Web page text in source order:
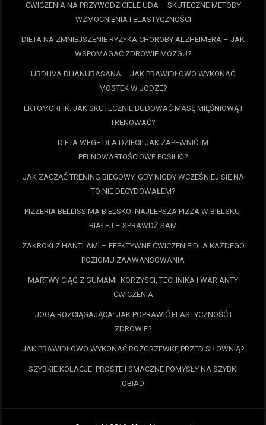
ĆWICZENIA NA PRZYWODZICIELE UDA – SKUTECZNE METODY
WZMOCNIENIA I ELASTYCZNOŚCI
DIETA NA ZMNIEJSZENIE RYZYKA CHOROBY ALZHEIMERA – JAK
WSPOMAGAĆ ZDROWIE MÓZGU?
URDHVA DHANURASANA – JAK PRAWIDŁOWO WYKONAĆ
MOSTEK W JODZE?
EKTOMORFIK: JAK SKUTECZNIE BUDOWAĆ MASĘ MIĘŚNIOWĄ I
TRENOWAĆ?
DIETA WEGE DLA DZIECI: JAK ZAPEWNIĆ IM
PEŁNOWARTOŚCIOWE POSIŁKI?
JAK ZACZĄĆ TRENING BIEGOWY, GDY NIGDY WCZEŚNIEJ SIĘ NA
TO NIE DECYDOWAŁEM?
PIZZERIA BELLISSIMA BIELSKO: NAJLEPSZA PIZZA W BIELSKU-
BIAŁEJ – SPRAWDŹ SAM
ZAKROKI Z HANTLAMI – EFEKTYWNE ĆWICZENIE DLA KAŻDEGO
POZIOMU ZAAWANSOWANIA
MARTWY CIĄG Z GUMAMI: KORZYŚCI, TECHNIKA I WARIANTY
ĆWICZENIA
JOGA ROZCIĄGAJĄCA: JAK POPRAWIĆ ELASTYCZNOŚĆ I
ZDROWIE?
JAK PRAWIDŁOWO WYKONAĆ ROZGRZEWKĘ PRZED SIŁOWNIĄ?
SZYBKIE KOLACJE: PROSTE I SMACZNE POMYSŁY NA SZYBKI
OBIAD